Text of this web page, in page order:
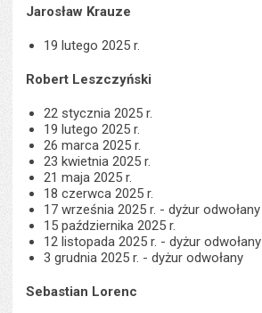
Jarosław Krauze
19 lutego 2025 r.
Robert Leszczyński
22 stycznia 2025 r.
19 lutego 2025 r.
26 marca 2025 r.
23 kwietnia 2025 r.
21 maja 2025 r.
18 czerwca 2025 r.
17 września 2025 r. - dyżur odwołany
15 października 2025 r.
12 listopada 2025 r. - dyżur odwołany
3 grudnia 2025 r. - dyżur odwołany
Sebastian Lorenc